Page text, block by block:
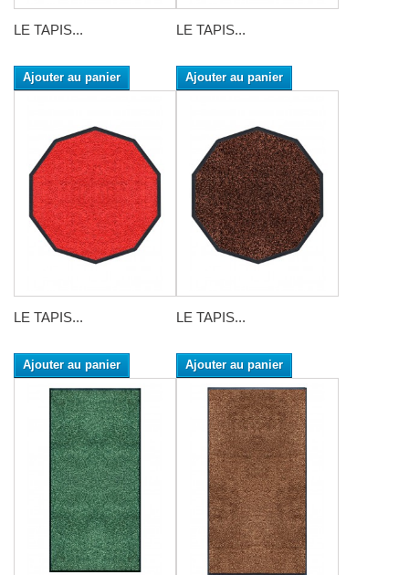
LE TAPIS...
Ajouter au panier
LE TAPIS...
Ajouter au panier
LE TAPIS...
Ajouter au panier
LE TAPIS...
Ajouter au panier